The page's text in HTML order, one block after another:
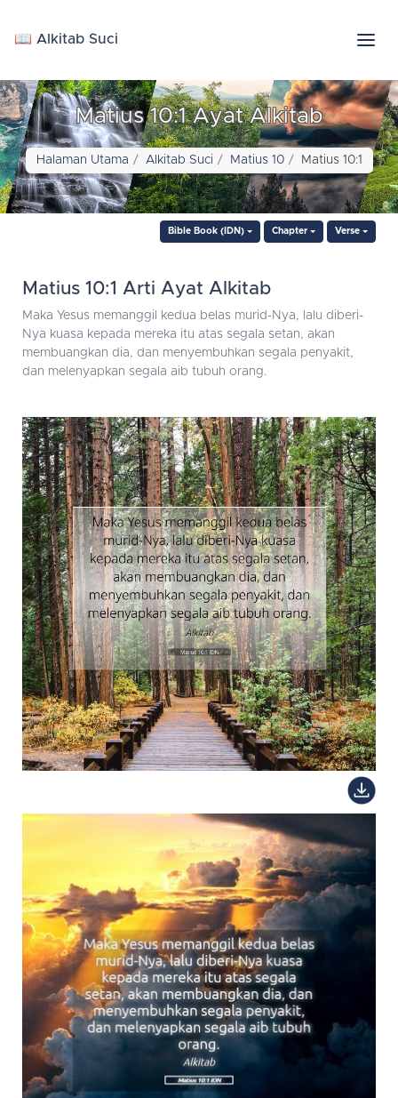
📖 Alkitab Suci
Matius 10:1 Ayat Alkitab
Halaman Utama Alkitab Suci Matius 10 Matius 10:1
Bible Book (IDN) Chapter Verse
Matius 10:1 Arti Ayat Alkitab
Maka Yesus memanggil kedua belas murid-Nya, lalu diberi-
Nya kuasa kepada mereka itu atas segala setan, akan
membuangkan dia, dan menyembuhkan segala penyakit,
dan melenyapkan segala aib tubuh orang.